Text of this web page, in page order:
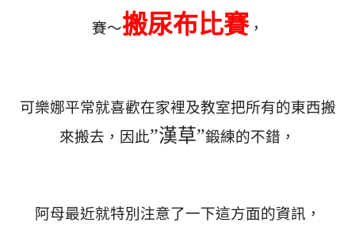
賽～搬尿布比賽，
可樂娜平常就喜歡在家裡及教室把所有的東西搬
來搬去，因此”漢草”鍛練的不錯，
阿母最近就特別注意了一下這方面的資訊，